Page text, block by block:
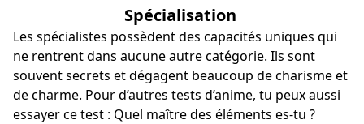
Spécialisation
Les spécialistes possèdent des capacités uniques qui
ne rentrent dans aucune autre catégorie. Ils sont
souvent secrets et dégagent beaucoup de charisme et
de charme. Pour d’autres tests d’anime, tu peux aussi
essayer ce test : Quel maître des éléments es-tu ?